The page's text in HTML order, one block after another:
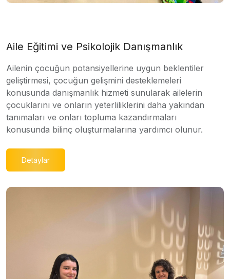
Aile Eğitimi ve Psikolojik Danışmanlık
Ailenin çocuğun potansiyellerine uygun beklentiler
geliştirmesi, çocuğun gelişmini desteklemeleri
konusunda danışmanlık hizmeti sunularak ailelerin
çocuklarını ve onların yeterliliklerini daha yakından
tanımaları ve onları topluma kazandırmaları
konusunda bilinç oluşturmalarına yardımcı olunur.
Detaylar